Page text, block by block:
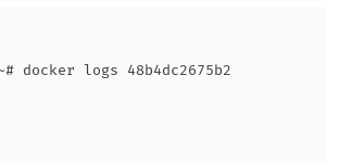
docker logs 48b4dc2675b2